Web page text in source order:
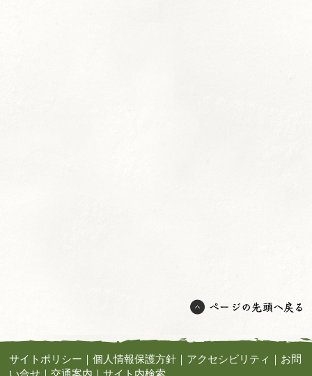
サイトポリシー ｜個人情報保護方針 ｜ アクセシビリティ ｜ お問
い合せ ｜交通案内 ｜サイト内検索